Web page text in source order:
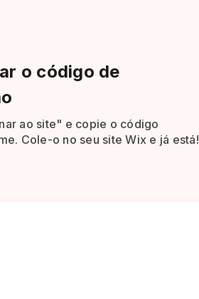
o código de
ao site" e copie o código
Cole-o no seu site Wix e já está!